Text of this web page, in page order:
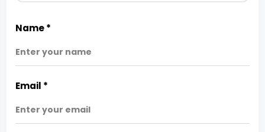
Name*
Email *